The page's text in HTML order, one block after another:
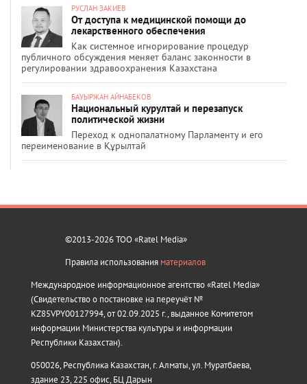
РУСЛАН ЗАКИЕВ
От доступа к медицинской помощи до
лекарственного обеспечения
Как системное игнорирование процедур
публичного обсуждения меняет баланс законности в
регулировании здравоохранения Казахстана
БАУЫРЖАН АЙНАБЕКОВ
Национальный курултай и перезапуск
политической жизни
Переход к однопалатному Парламенту и его
переименование в Құрылтай
©2013-2026 ТОО «Ratel Media»
Правила использования материалов
Международное информационное агентство «Ratel Media»
(Свидетельство о постановке на переучёт №
KZ85VPY00127994, от 02.09.2025 г., выданное Комитетом
информации Министерства культуры и информации
Республики Казахстан).
050026, Республика Казахстан, г. Алматы, ул. Муратбаева,
здание 23, 225 офис, БЦ Дарын